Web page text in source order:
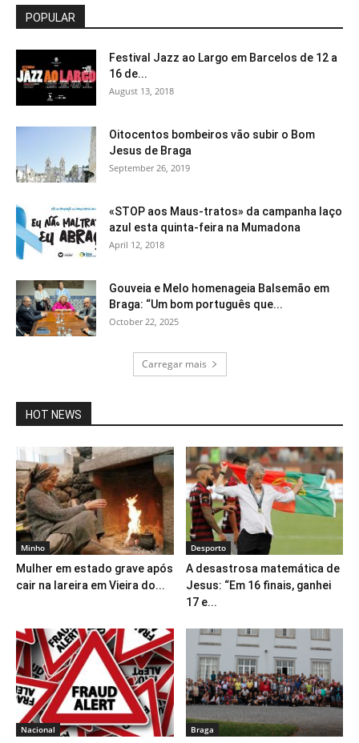
POPULAR
Festival Jazz ao Largo em Barcelos de 12 a
16 de...
August 13, 2018
Oitocentos bombeiros vão subir o Bom
Jesus de Braga
September 26, 2019
«STOP aos Maus-tratos» da campanha laço
azul esta quinta-feira na Mumadona
April 12, 2018
Gouveia e Melo homenageia Balsemão em
Braga: “Um bom português que...
October 22, 2025
Carregar mais
HOT NEWS
Minho
Mulher em estado grave após
cair na lareira em Vieira do...
Desporto
A desastrosa matemática de
Jesus: “Em 16 finais, ganhei
17 e...
Nacional Braga